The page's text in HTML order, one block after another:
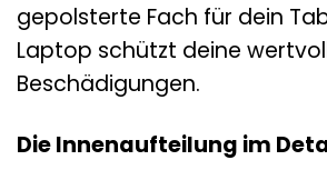
gepolsterte Fach für dein
Laptop schützt deine
Beschädigungen.
Die Innenaufteilung im